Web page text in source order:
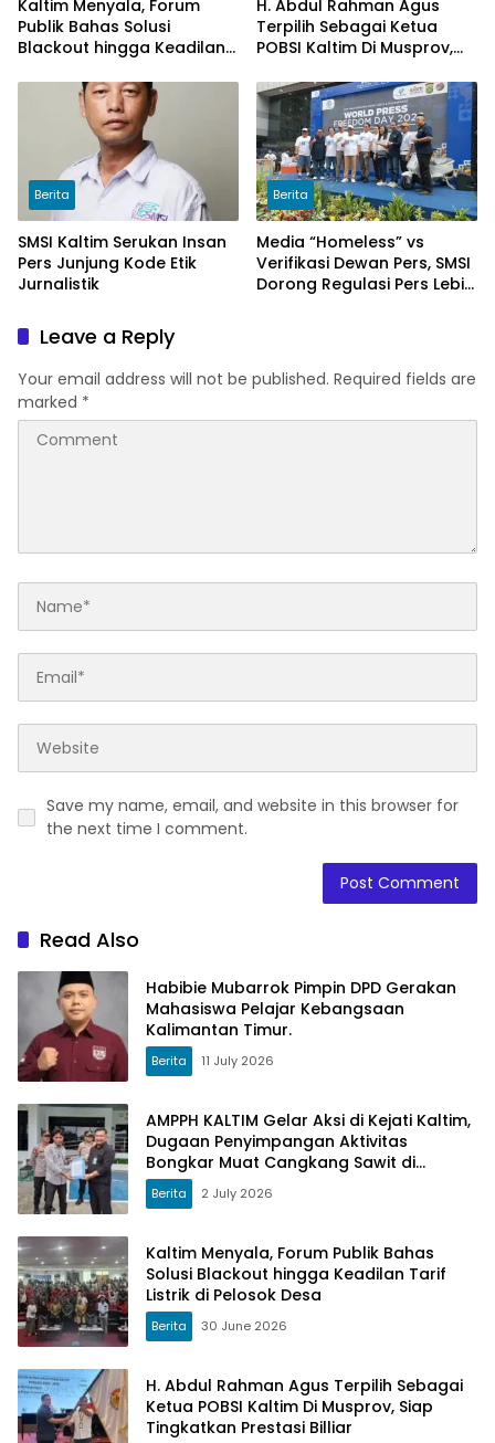
Kaltim Menyala, Forum
Publik Bahas Solusi
Blackout hingga Keadilan
H. Abdul Rahman Agus
Terpilih Sebagai Ketua
POBSI Kaltim Di Musprov,
Billiar
Berita
SMSI Kaltim Serukan Insan
Pers Junjung Kode Etik
Jurnalistik
Berita
Media “Homeless” vs
Verifikasi Dewan Pers, SMSI
Dorong Regulasi Pers Lebih
Leave a Reply
Your email address will not be published. Required fields are
marked *
Save my name, email, and website in this browser for
the next time I comment.
Read Also
Habibie Mubarrok Pimpin DPD Gerakan
Mahasiswa Pelajar Kebangsaan
Kalimantan Timur.
Berita 11 July 2026
AMPPH KALTIM Gelar Aksi di Kejati Kaltim,
Dugaan Penyimpangan Aktivitas
Bongkar Muat Cangkang Sawit di
Logpond Tubaan
Berita 2 July 2026
Kaltim Menyala, Forum Publik Bahas
Solusi Blackout hingga Keadilan Tarif
Listrik di Pelosok Desa
Berita 30 June 2026
H. Abdul Rahman Agus Terpilih Sebagai
Ketua POBSI Kaltim Di Musprov, Siap
Tingkatkan Prestasi Billiar